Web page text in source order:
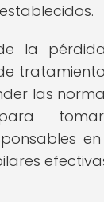
la
las
tomar